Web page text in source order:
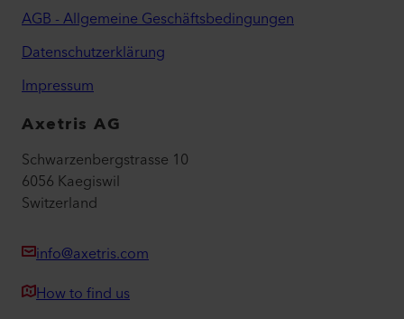
AGB - Allgemeine Geschäftsbedingungen
Datenschutzerklärung
Impressum
Axetris AG
Schwarzenbergstrasse 10
6056 Kaegiswil
Switzerland
info@axetris.com
How to find us